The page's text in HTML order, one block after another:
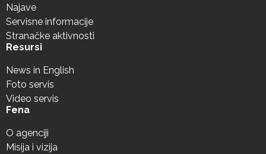
Najave
Servisne informacije
Stranačke aktivnosti
Resursi
News in English
Foto servis
Video servis
Fena
O agenciji
Misija i vizija